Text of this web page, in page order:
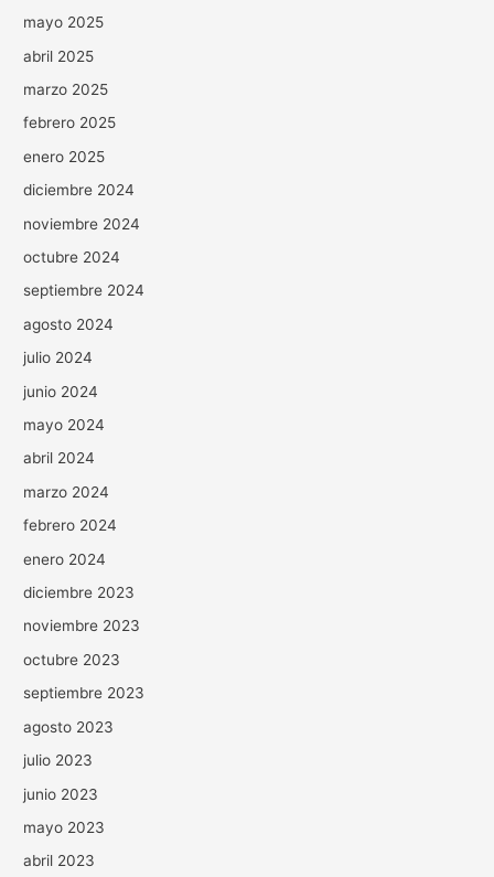
mayo 2025
abril 2025
marzo 2025
febrero 2025
enero 2025
diciembre 2024
noviembre 2024
octubre 2024
septiembre 2024
agosto 2024
julio 2024
junio 2024
mayo 2024
abril 2024
marzo 2024
febrero 2024
enero 2024
diciembre 2023
noviembre 2023
octubre 2023
septiembre 2023
agosto 2023
julio 2023
junio 2023
mayo 2023
abril 2023